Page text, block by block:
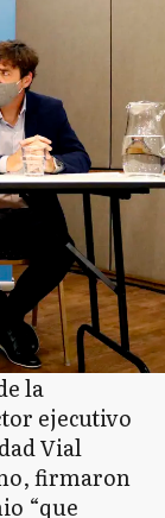
la
ejecutivo
Vial
firmaron
“que